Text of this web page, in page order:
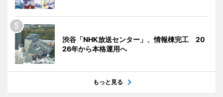
渋谷「NHK放送センター」、情報棟完工 20
26年から本格運用へ
もっと見る